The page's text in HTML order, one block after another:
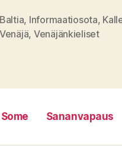
Baltia, Informaatiosota,
Venäjä, Venäjänkieliset
Some Sananvapaus